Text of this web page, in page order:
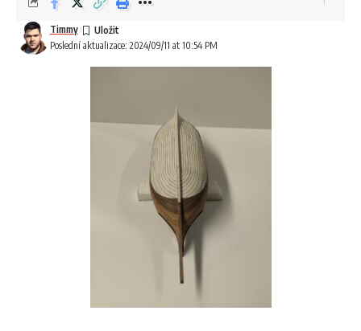
Poslední aktualizace: 2024/09/11 at 10:54 PM
Timmy